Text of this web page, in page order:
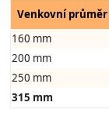
Venkovní průměr
160 mm
200 mm
250 mm
315 mm